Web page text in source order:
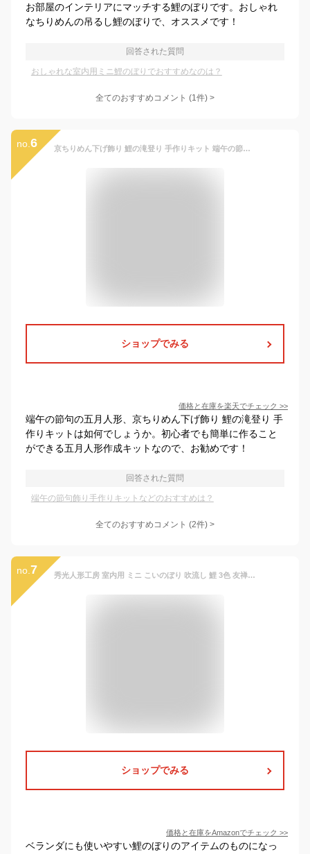
お部屋のインテリアにマッチする鯉のぼりです。おしゃれ
なちりめんの吊るし鯉のぼりで、オススメです！
回答された質問
おしゃれな室内用ミニ鯉のぼりでおすすめなのは？
全てのおすすめコメント (1件) >
no. 6 京ちりめん下げ飾り 鯉の滝登り 手作りキット 端午の節句 五月人形 男の子 プレゼント こどもの日 初節句 鯉のぼり 鯉幟 室内用
ショップでみる
価格と在庫を楽天でチェック >>
端午の節句の五月人形、京ちりめん下げ飾り 鯉の滝登り 手
作りキットは如何でしょうか。初心者でも簡単に作ること
ができる五月人形作成キットなので、お勧めです！
回答された質問
端午の節句飾り手作りキットなどのおすすめは？
全てのおすすめコメント (2件) >
no. 7 秀光人形工房 室内用 ミニ こいのぼり 吹流し 鯉 3色 友禅染 しっかり 箱入セット C1341
ショップでみる
価格と在庫をAmazonでチェック >>
ベランダにも使いやすい鯉のぼりのアイテムのものになっ